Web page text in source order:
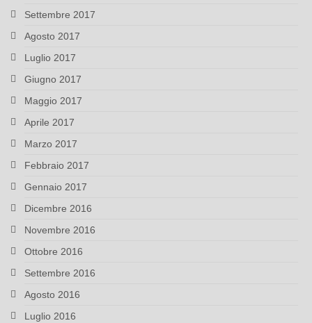
Settembre 2017
Agosto 2017
Luglio 2017
Giugno 2017
Maggio 2017
Aprile 2017
Marzo 2017
Febbraio 2017
Gennaio 2017
Dicembre 2016
Novembre 2016
Ottobre 2016
Settembre 2016
Agosto 2016
Luglio 2016